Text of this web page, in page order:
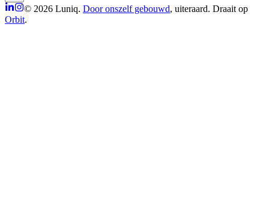
© 2026 Luniq. Door onszelf gebouwd, uiteraard. Draait op
Orbit.